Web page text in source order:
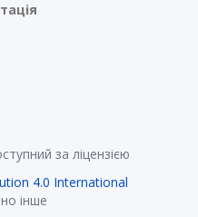
за ліцензією
4.0 International
інше